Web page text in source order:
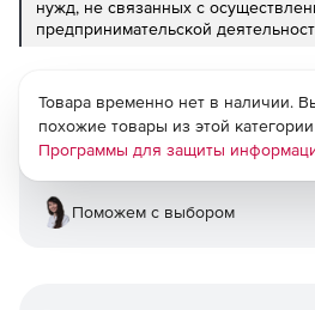
нужд, не связанных с
предпринимательской
Товара временно нет в наличии.
похожие товары из этой категории
Программы для защиты
Поможем с выбором